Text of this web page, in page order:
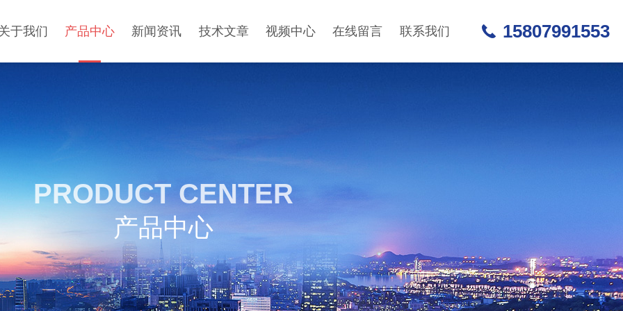
于我们 产品中心 新闻资讯 技术文章 视频中心 在线留言 联系我们 15807991553
PRODUCT CENTER
产品中心